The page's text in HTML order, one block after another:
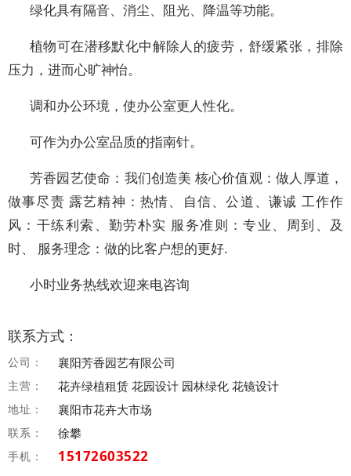
绿化具有隔音、消尘、阻光、降温等功能。
植物可在潜移默化中解除人的疲劳，舒缓紧张，排除
压力，进而心旷神怡。
调和办公环境，使办公室更人性化。
可作为办公室品质的指南针。
芳香园艺使命：我们创造美 核心价值观：做人厚道，
做事尽责 露艺精神：热情、自信、公道、谦诚 工作作
风：干练利索、勤劳朴实 服务准则：专业、周到、及
时、 服务理念：做的比客户想的更好.
小时业务热线欢迎来电咨询
联系方式：
公司： 襄阳芳香园艺有限公司
主营： 花卉绿植租赁 花园设计 园林绿化 花镜设计
地址： 襄阳市花卉大市场
联系： 徐攀
手机： 15172603522